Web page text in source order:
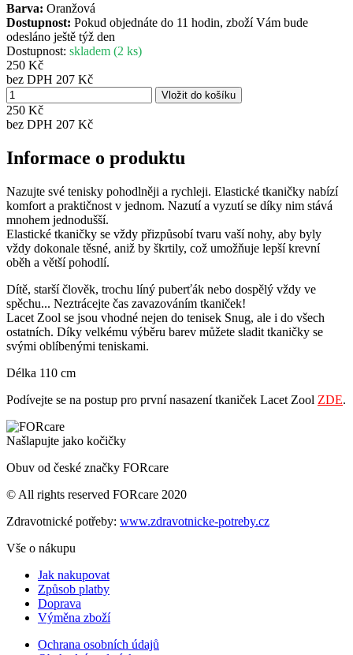
Barva: Oranžová
Dostupnost: Pokud objednáte do 11 hodin, zboží Vám bude
odesláno ještě týž den
Dostupnost: skladem (2 ks)
250 Kč
bez DPH 207 Kč
250 Kč
bez DPH 207 Kč
Informace o produktu
Nazujte své tenisky pohodlněji a rychleji. Elastické tkaničky nabízí
komfort a praktičnost v jednom. Nazutí a vyzutí se díky nim stává
mnohem jednodušší.
Elastické tkaničky se vždy přizpůsobí tvaru vaší nohy, aby byly
vždy dokonale těsné, aniž by škrtily, což umožňuje lepší krevní
oběh a větší pohodlí.
Dítě, starší člověk, trochu líný puberťák nebo dospělý vždy ve
spěchu... Neztrácejte čas zavazováním tkaniček!
Lacet Zool se jsou vhodné nejen do tenisek Snug, ale i do všech
ostatních. Díky velkému výběru barev můžete sladit tkaničky se
svými oblíbenými teniskami.
Délka 110 cm
Podívejte se na postup pro první nasazení tkaniček Lacet Zool ZDE.
Našlapujte jako kočičky
Obuv od české značky FORcare
© All rights reserved FORcare 2020
Zdravotnické potřeby: www.zdravotnicke-potreby.cz
Vše o nákupu
Jak nakupovat
Způsob platby
Doprava
Výměna zboží
Ochrana osobních údajů